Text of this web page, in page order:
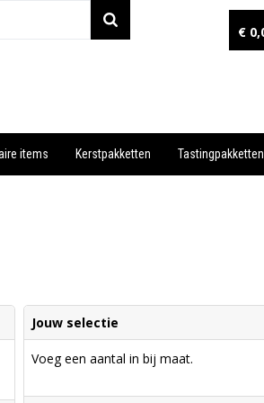
€
items Kerstpakketten Tastingpakketten
Jouw selectie
Voeg een aantal in bij maat.